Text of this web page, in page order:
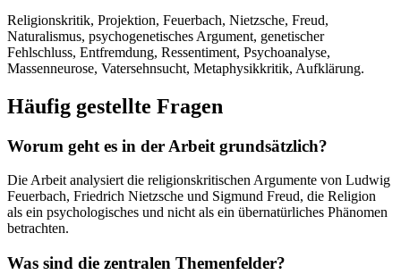
Religionskritik, Projektion, Feuerbach, Nietzsche, Freud,
Naturalismus, psychogenetisches Argument, genetischer
Fehlschluss, Entfremdung, Ressentiment, Psychoanalyse,
Massenneurose, Vatersehnsucht, Metaphysikkritik, Aufklärung.
Häufig gestellte Fragen
Worum geht es in der Arbeit grundsätzlich?
Die Arbeit analysiert die religionskritischen Argumente von Ludwig
Feuerbach, Friedrich Nietzsche und Sigmund Freud, die Religion
als ein psychologisches und nicht als ein übernatürliches Phänomen
betrachten.
Was sind die zentralen Themenfelder?